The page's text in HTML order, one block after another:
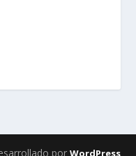
por WordPress